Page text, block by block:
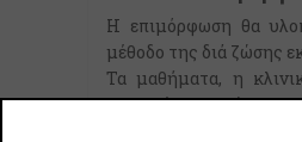
Η επιμόρφωση θα
μέθοδο της διά ζώσης
Τα μαθήματα, η
εποπτεία καθώς